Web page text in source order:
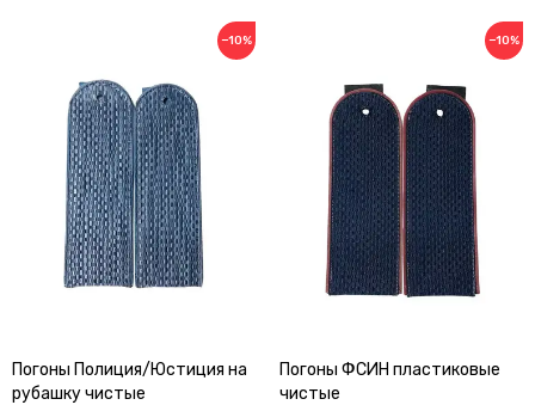
−10%
Погоны Полиция/Юстиция на
рубашку чистые
−10%
Погоны ФСИН пластиковые
чистые